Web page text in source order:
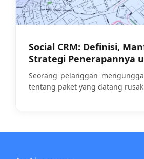
Social CRM: Definisi,
Strategi Penerapannya
di 2026
Seorang pelanggan
tentang paket yang datang rusak